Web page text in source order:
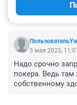
5 мая 2023, 11:01
Надо срочно
покера. Ведь
собственному